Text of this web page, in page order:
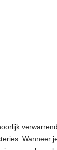
Wanneer